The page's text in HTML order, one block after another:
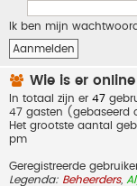
Ik ben mijn
Wie is er online
In totaal zijn er 47
47 gasten (gebaseerd
Het grootste aantal
pm
Geregistreerde
Legenda: Beheerders,